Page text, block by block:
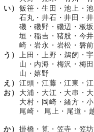
い） 飯笹・生田・池上・
石丸・井石・井田・
磯・磯野・磯辺・板
垣・稲吉・猪股・今
崎・岩永・岩松・磐前
う）
上田・上野・鵜飼・
山・内海・梅沢・梅
山・嬉野
え） 江頭・江藤・江東・
お）
大浦・大江・大串・
大村・岡崎・緒方・
尾崎・ 尾上・尾道・
か） 掛橋・筧・笠寺・笠